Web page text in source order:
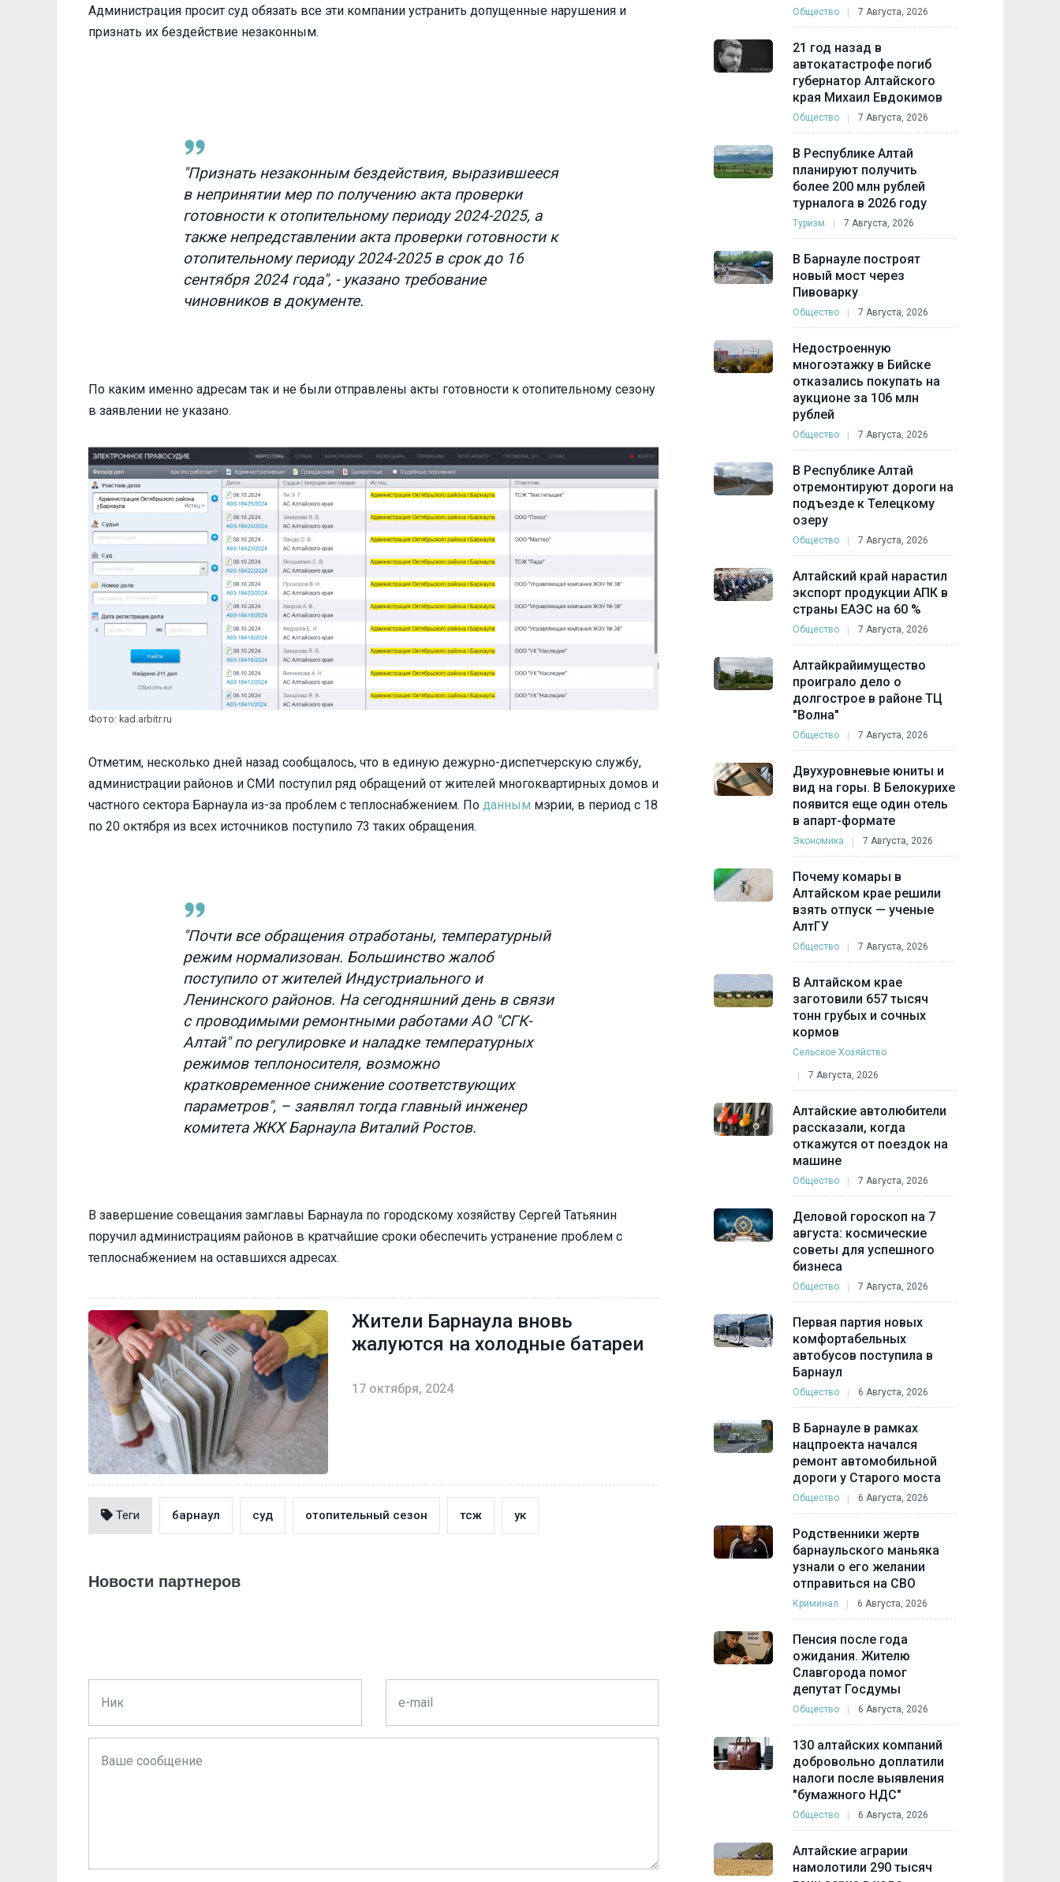
Администрация просит суд обязать все эти компании устранить допущенные нарушения и
признать их бездействие незаконным.
"Признать незаконным бездействия, выразившееся
в непринятии мер по получению акта проверки
готовности к отопительному периоду 2024-2025, а
также непредставлении акта проверки готовности к
отопительному периоду 2024-2025 в срок до 16
сентября 2024 года", - указано требование
чиновников в документе.
По каким именно адресам так и не были отправлены акты готовности к отопительному сезону
в заявлении не указано.
Фото: kad.arbitr.ru
Отметим, несколько дней назад сообщалось, что в единую дежурно-диспетчерскую службу,
администрации районов и СМИ поступил ряд обращений от жителей многоквартирных домов и
частного сектора Барнаула из-за проблем с теплоснабжением. По данным мэрии, в период с 18
по 20 октября из всех источников поступило 73 таких обращения.
"Почти все обращения отработаны, температурный
режим нормализован. Большинство жалоб
поступило от жителей Индустриального и
Ленинского районов. На сегодняшний день в связи
с проводимыми ремонтными работами АО "СГК-
Алтай" по регулировке и наладке температурных
режимов теплоносителя, возможно
кратковременное снижение соответствующих
параметров", – заявлял тогда главный инженер
комитета ЖКХ Барнаула Виталий Ростов.
В завершение совещания замглавы Барнаула по городскому хозяйству Сергей Татьянин
поручил администрациям районов в кратчайшие сроки обеспечить устранение проблем с
теплоснабжением на оставшихся адресах.
Жители Барнаула вновь
жалуются на холодные батареи
17 октября, 2024
Теги барнаул суд отопительный сезон тсж ук
Новости партнеров
Общество 7 Августа, 2026
21 год назад в
автокатастрофе погиб
губернатор Алтайского
края Михаил Евдокимов
Общество 7 Августа, 2026
В Республике Алтай
планируют получить
более 200 млн рублей
турналога в 2026 году
Туризм 7 Августа, 2026
В Барнауле построят
новый мост через
Пивоварку
Общество 7 Августа, 2026
Недостроенную
многоэтажку в Бийске
отказались покупать на
аукционе за 106 млн
рублей
Общество 7 Августа, 2026
В Республике Алтай
отремонтируют дороги на
подъезде к Телецкому
озеру
Общество 7 Августа, 2026
Алтайский край нарастил
экспорт продукции АПК в
страны ЕАЭС на 60 %
Общество 7 Августа, 2026
Алтайкрайимущество
проиграло дело о
долгострое в районе ТЦ
"Волна"
Общество 7 Августа, 2026
Двухуровневые юниты и
вид на горы. В Белокурихе
появится еще один отель
в апарт-формате
Экономика 7 Августа, 2026
Почему комары в
Алтайском крае решили
взять отпуск — ученые
АлтГУ
Общество 7 Августа, 2026
В Алтайском крае
заготовили 657 тысяч
тонн грубых и сочных
кормов
Сельское Хозяйство
7 Августа, 2026
Алтайские автолюбители
рассказали, когда
откажутся от поездок на
машине
Общество 7 Августа, 2026
Деловой гороскоп на 7
августа: космические
советы для успешного
бизнеса
Общество 7 Августа, 2026
Первая партия новых
комфортабельных
автобусов поступила в
Барнаул
Общество 6 Августа, 2026
В Барнауле в рамках
нацпроекта начался
ремонт автомобильной
дороги у Старого моста
Общество 6 Августа, 2026
Родственники жертв
барнаульского маньяка
узнали о его желании
отправиться на СВО
Криминал 6 Августа, 2026
Пенсия после года
ожидания. Жителю
Славгорода помог
депутат Госдумы
Общество 6 Августа, 2026
130 алтайских компаний
добровольно доплатили
налоги после выявления
"бумажного НДС"
Общество 6 Августа, 2026
Алтайские аграрии
намолотили 290 тысяч